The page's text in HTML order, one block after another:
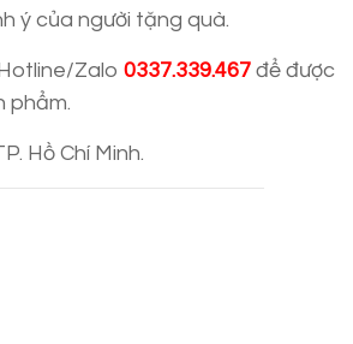
ý của người tặng quà.
Zalo0337.339.467 để được
phẩm.
Hồ Chí Minh.